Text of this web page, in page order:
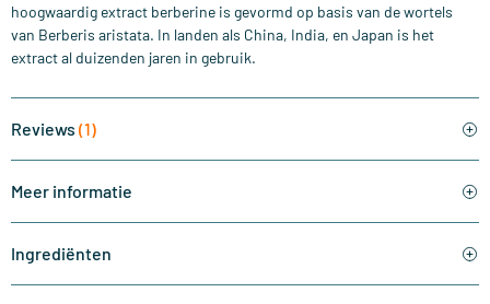
hoogwaardig extract berberine is gevormd op basis van de wortels
van Berberis aristata. In landen als China, India, en Japan is het
extract al duizenden jaren in gebruik.
Reviews (1)
Meer informatie
Ingrediënten